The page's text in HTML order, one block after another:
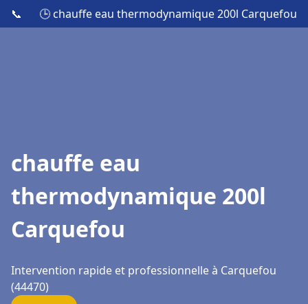
📞 🕒 chauffe eau thermodynamique 200l Carquefou
chauffe eau
thermodynamique 200l
Carquefou
Intervention rapide et professionnelle à Carquefou
(44470)